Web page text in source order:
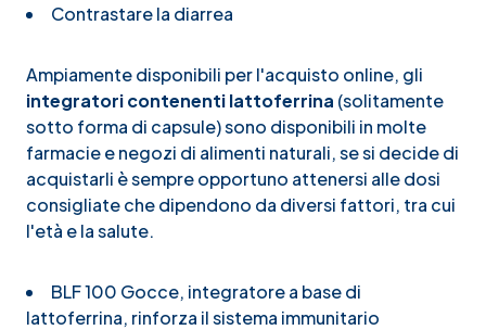
Contrastare la diarrea
Ampiamente disponibili per l'acquisto online, gli
integratori contenenti lattoferrina (solitamente
sotto forma di capsule) sono disponibili in molte
farmacie e negozi di alimenti naturali, se si decide di
acquistarli è sempre opportuno attenersi alle dosi
consigliate che dipendono da diversi fattori, tra cui
l'età e la salute.
BLF 100 Gocce, integratore a base di
lattoferrina, rinforza il sistema immunitario